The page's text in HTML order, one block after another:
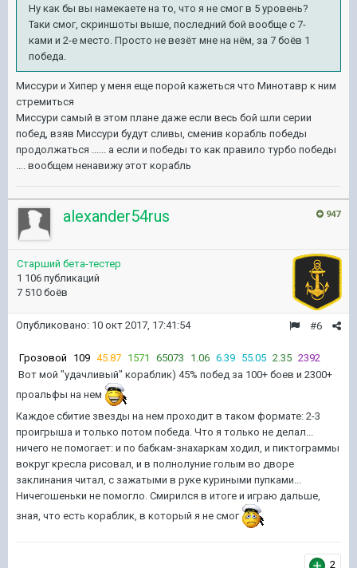
Ну как бы вы намекаете на то, что я не смог в 5 уровень?
Таки смог, скриншоты выше, последний бой вообще с 7-
ками и 2-е место. Просто не везёт мне на нём, за 7 боёв 1
победа.
Миссури и Хипер у меня еще порой кажеться что Минотавр к ним
стремиться
Миссури самый в этом плане даже если весь бой шли серии
побед, взяв Миссури будут сливы, сменив корабль победы
продолжаться ...... а если и победы то как правило турбо победы
.... вообщем ненавижу этот корабль
947
alexander54rus
Старший бета-тестер
1 106 публикаций
7 510 боёв
#6
Опубликовано: 10 окт 2017, 17:41:54
Грозовой 109 45.87 1571 65073 1.06 6.39 55.05 2.35 2392
Вот мой "удачливый" кораблик) 45% побед за 100+ боев и 2300+
проальфы на нем
Каждое сбитие звезды на нем проходит в таком формате: 2-3
проигрыша и только потом победа. Что я только не делал...
ничего не помогает: и по бабкам-знахаркам ходил, и пиктограммы
вокруг кресла рисовал, и в полнолуние голым во дворе
заклинания читал, с зажатыми в руке куриными пупками...
Ничегошеньки не помогло. Смирился в итоге и играю дальше,
зная, что есть кораблик, в который я не смог
2